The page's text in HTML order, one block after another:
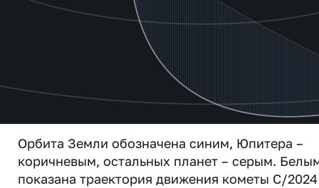
Орбита Земли обозначена синим, Юпитера –
коричневым, остальных планет – серым.
показана траектория движения кометы C/